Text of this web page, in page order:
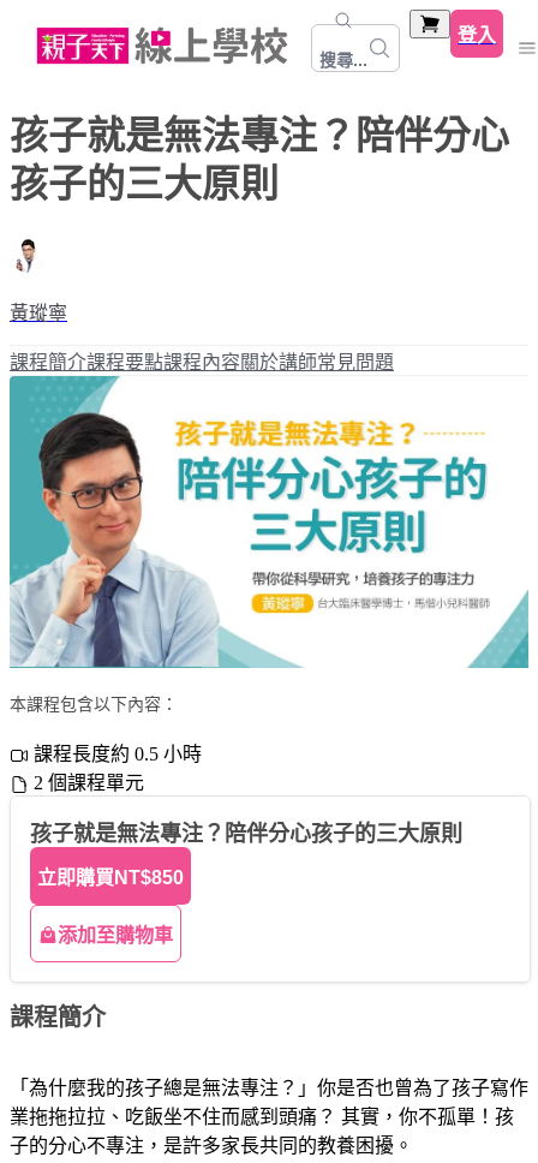
搜尋...
登入
孩子就是無法專注？陪伴分心
孩子的三大原則
黃瑽寧
課程簡介課程要點課程內容關於講師常見問題
本課程包含以下內容：
課程長度約 0.5 小時
2 個課程單元
孩子就是無法專注？陪伴分心孩子的三大原則
立即購買 NT$850
添加至購物車
課程簡介
「為什麼我的孩子總是無法專注？」你是否也曾為了孩子寫作
業拖拖拉拉、吃飯坐不住而感到頭痛？ 其實，你不孤單！孩
子的分心不專注，是許多家長共同的教養困擾。